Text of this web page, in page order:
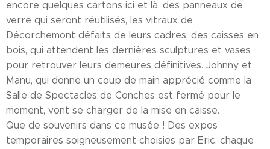
encore quelques cartons ici et là, des panneaux de
verre qui seront réutilisés, les vitraux de
Décorchemont défaits de leurs cadres, des caisses en
bois, qui attendent les dernières sculptures et vases
pour retrouver leurs demeures définitives. Johnny et
Manu, qui donne un coup de main apprécié comme la
Salle de Spectacles de Conches est fermé pour le
moment, vont se charger de la mise en caisse.
Que de souvenirs dans ce musée ! Des expos
temporaires soigneusement choisies par Eric, chaque